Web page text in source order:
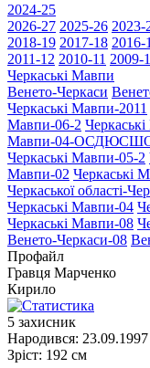
2024-25
2026-27 2025-26 2023-
2018-19 2017-18 2016-
2011-12 2010-11 2009-
Черкаські Мавпи
Венето-Черкаси
Черкаські Мавпи-2011
Мавпи-06-2
Мавпи-04-
Черкаські Мавпи-05-2
Мавпи-02 Черкаські
Черкаської області-
Черкаські Мавпи-04
Черкаські Мавпи-08
Венето-Черкаси-08
Профайл
Гравця Марченко
Кирило
5 захисник
Народився: 23.09.1997
Зріст: 192 см